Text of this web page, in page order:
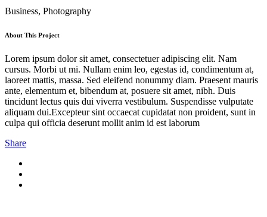
Business, Photography
About This Project
Lorem ipsum dolor sit amet, consectetuer adipiscing elit. Nam
cursus. Morbi ut mi. Nullam enim leo, egestas id, condimentum at,
laoreet mattis, massa. Sed eleifend nonummy diam. Praesent mauris
ante, elementum et, bibendum at, posuere sit amet, nibh. Duis
tincidunt lectus quis dui viverra vestibulum. Suspendisse vulputate
aliquam dui.Excepteur sint occaecat cupidatat non proident, sunt in
culpa qui officia deserunt mollit anim id est laborum
Share